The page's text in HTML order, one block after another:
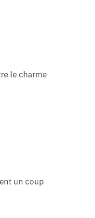
le charme
un coup